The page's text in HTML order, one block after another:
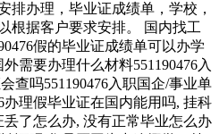
排办理，毕业证成绩单，学校，
根据客户要求安排。 国内找工
假的毕业证成绩单可以办学
需要办理什么材料551190476入
查吗551190476入职国企/事业单
办理假毕业证在国内能用吗, 挂科
了怎么办, 没有正常毕业怎么办